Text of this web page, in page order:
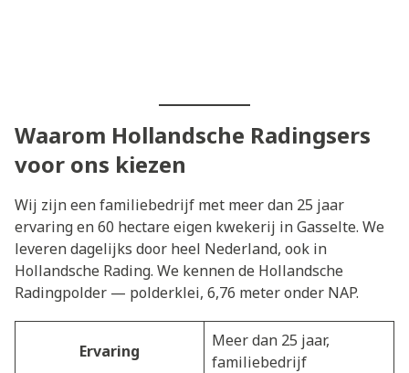
Waarom Hollandsche Radingsers
voor ons kiezen
Wij zijn een familiebedrijf met meer dan 25 jaar
ervaring en 60 hectare eigen kwekerij in Gasselte. We
leveren dagelijks door heel Nederland, ook in
Hollandsche Rading. We kennen de Hollandsche
Radingpolder — polderklei, 6,76 meter onder NAP.
Ervaring
Meer dan 25 jaar,
familiebedrijf